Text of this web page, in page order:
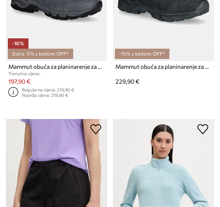
-10%
Extra -5% s kodom: OFF*
Trenutna cijena:
197,90 €
Regularna cijena:219,90 €
Najniža cijena:219,90 €
-15% s kodom: OFF*
229,90 €